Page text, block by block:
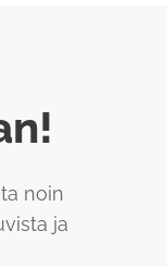
noin
ja